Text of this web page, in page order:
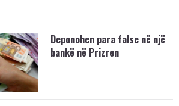
Deponohen para false në një
bankë në Prizren